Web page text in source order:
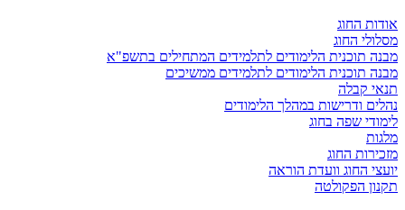
אודות החוג
מסלולי החוג
מבנה תוכנית הלימודים לתלמידים המתחילים בתשפ"א
מבנה תוכנית הלימודים לתלמידים ממשיכים
תנאי קבלה
נהלים ודרישות במהלך הלימודים
לימודי שפה בחוג
מלגות
מזכירות החוג
יועצי החוג וועדת הוראה
תקנון הפקולטה